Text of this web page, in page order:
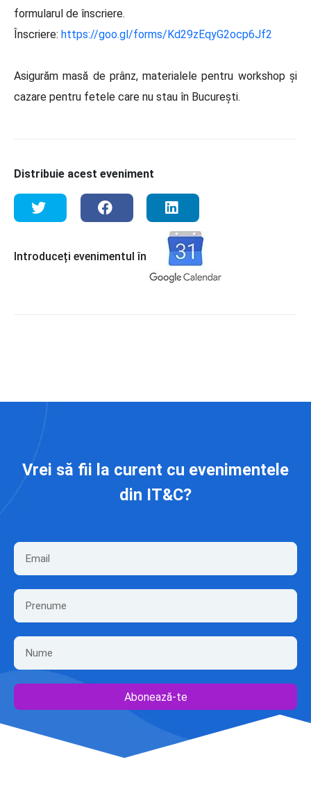
formularul de înscriere.
Înscriere: https://goo.gl/forms/Kd29zEqyG2ocp6Jf2
Asigurăm masă de prânz, materialele pentru workshop și
cazare pentru fetele care nu stau în București.
Distribuie acest eveniment
Introduceți evenimentul în
Vrei să fii la curent cu evenimentele
din IT&C?
Abonează-te